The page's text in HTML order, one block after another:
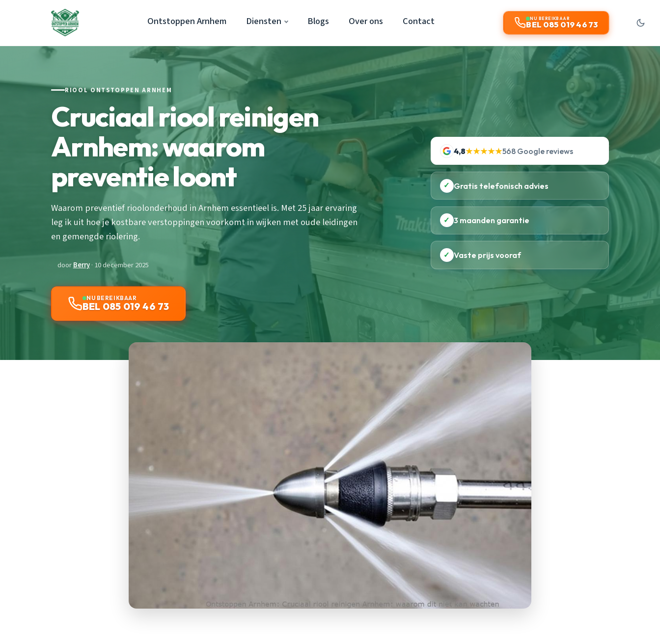
Ontstoppen Arnhem Diensten Blogs Over ons Contact NU BEREIKBAAR
BEL 085 019 46 73
RIOOL ONTSTOPPEN ARNHEM
Cruciaal riool reinigen
Arnhem: waarom
preventie loont
Waarom preventief rioolonderhoud in Arnhem essentieel is. Met 25 jaar ervaring
leg ik uit hoe je kostbare verstoppingen voorkomt in wijken met oude leidingen
en gemengde riolering.
doorBerry· 10 december 2025
NU BEREIKBAAR
BEL 085 019 46 73
4,8★★★★★568 Google reviews
✓ Gratis telefonisch advies
✓ 3 maanden garantie
✓ Vaste prijs vooraf